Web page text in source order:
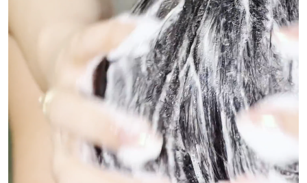
Chloride, Glyceryl Undecylenate,
Phenoxyethanol, Ethylhexylglycerin,
Parfum, Linalool, Limonene, Hexyl
Cinnamaldehyde, Citronellol